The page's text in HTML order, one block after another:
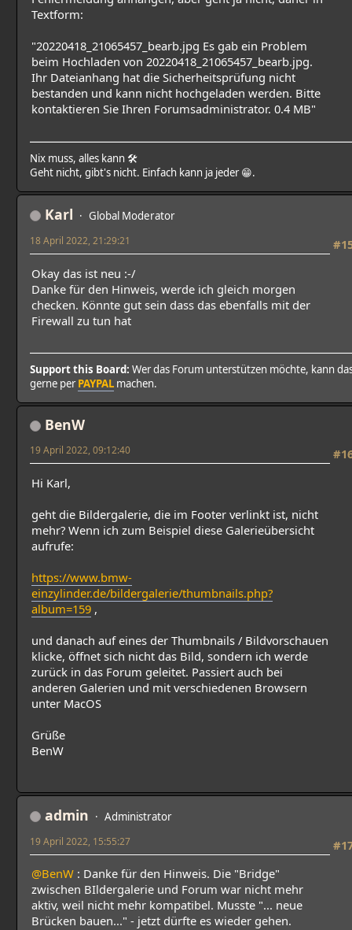
Textform:
"20220418_21065457_bearb.jpg Es gab ein Problem
beim Hochladen von 20220418_21065457_bearb.jpg.
Ihr Dateianhang hat die Sicherheitsprüfung nicht
bestanden und kann nicht hochgeladen werden. Bitte
kontaktieren Sie Ihren Forumsadministrator. 0.4 MB"
Nix muss, alles kann 🛠
Geht nicht, gibt's nicht. Einfach kann ja jeder 😁.
Karl Global Moderator
18 April 2022, 21:29:21
Okay das ist neu :-/
Danke für den Hinweis, werde ich gleich morgen
checken. Könnte gut sein dass das ebenfalls mit der
Firewall zu tun hat
Support this Board: Wer das Forum unterstützen möchte, kann
gerne perPAYPAL machen.
BenW
19 April 2022, 09:12:40
Hi Karl,
geht die Bildergalerie, die im Footer verlinkt ist, nicht
mehr? Wenn ich zum Beispiel diese Galerieübersicht
aufrufe:
https://www.bmw-
einzylinder.de/bildergalerie/thumbnails.php?
album=159 ,
und danach auf eines der Thumbnails / Bildvorschauen
klicke, öffnet sich nicht das Bild, sondern ich werde
zurück in das Forum geleitet. Passiert auch bei
anderen Galerien und mit verschiedenen Browsern
unter MacOS
Grüße
BenW
admin Administrator
19 April 2022, 15:55:27
@BenW : Danke für den Hinweis. Die "Bridge"
zwischen BIldergalerie und Forum war nicht mehr
aktiv, weil nicht mehr kompatibel. Musste "... neue
Brücken bauen..." - jetzt dürfte es wieder gehen.